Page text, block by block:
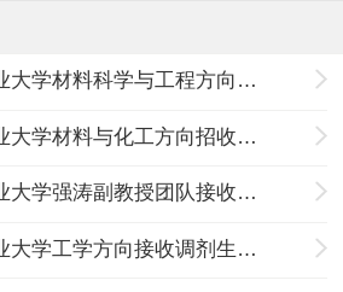
2021年考研西安工业大学材料科学与工程方向招收调剂研究生的通知
2021年考研西安工业大学材料与化工方向招收是调剂研究生的通知
2021年考研西安工业大学强涛副教授团队接收调剂生的通知
2021年考研西安工业大学工学方向接收调剂生的通知